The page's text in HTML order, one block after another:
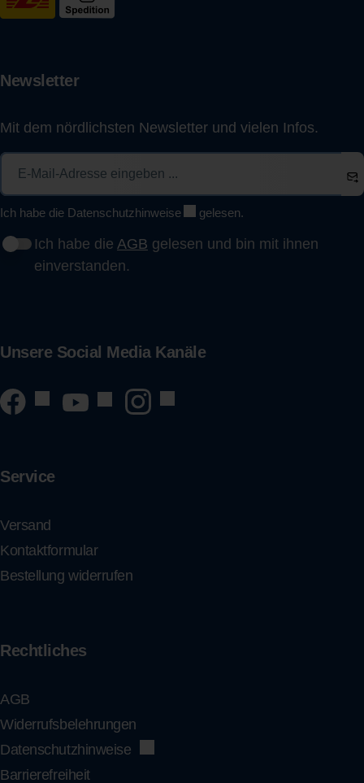
Newsletter
Mit dem nördlichsten Newsletter und vielen Infos.
Ich habe die Datenschutzhinweise gelesen.
Ich habe die AGB gelesen und bin mit ihnen
einverstanden.
Service
Versand
Kontaktformular
Bestellung widerrufen
Rechtliches
AGB
Widerrufsbelehrungen
Datenschutzhinweise
Barrierefreiheit
Unsere Social Media Kanäle